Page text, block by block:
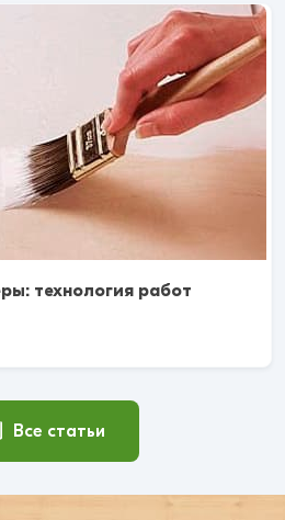
технология работ
Все статьи